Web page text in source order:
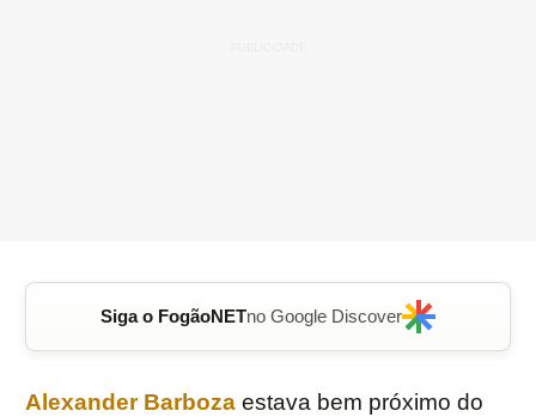
Siga o FogãoNETno Google Discover
Alexander Barboza estava bem próximo do